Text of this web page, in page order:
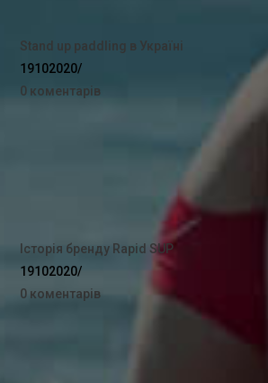
Stand up paddling в Україні
19102020/
0 коментарів
Історія бренду Rapid SUP
19102020/
0 коментарів